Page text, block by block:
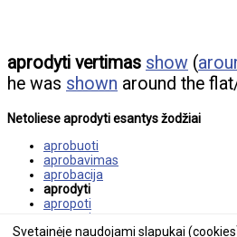
Svetainėje naudojami slapukai
aprodyti vertimas show (
he was shown around the
Netoliese aprodyti esantys žodžiai
aprobuoti
aprobavimas
aprobacija
aprodyti
apropoti
aprungti
apruošti